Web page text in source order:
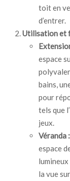
toit en
d’entrer.
Utilisation et
espace
bains,
pour
tels que
jeux.
Véranda :
espace
la vue